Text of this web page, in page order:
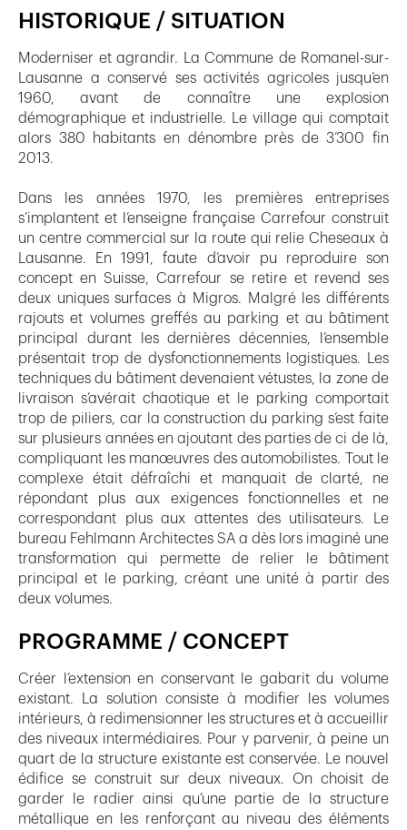
HISTORIQUE / SITUATION
Moderniser et agrandir. La Commune de Romanel-sur-
Lausanne a conservé ses activités agricoles jusqu’en
1960, avant de connaître une explosion
démographique et industrielle. Le village qui comptait
alors 380 habitants en dénombre près de 3’300 fin
2013.
Dans les années 1970, les premières entreprises
s’implantent et l’enseigne française Carrefour construit
un centre commercial sur la route qui relie Cheseaux à
Lausanne. En 1991, faute d’avoir pu reproduire son
concept en Suisse, Carrefour se retire et revend ses
deux uniques surfaces à Migros. Malgré les différents
rajouts et volumes greffés au parking et au bâtiment
principal durant les dernières décennies, l’ensemble
présentait trop de dysfonctionnements logistiques. Les
techniques du bâtiment devenaient vétustes, la zone de
livraison s’avérait chaotique et le parking comportait
trop de piliers, car la construction du parking s’est faite
sur plusieurs années en ajoutant des parties de ci de là,
compliquant les manœuvres des automobilistes. Tout le
complexe était défraîchi et manquait de clarté, ne
répondant plus aux exigences fonctionnelles et ne
correspondant plus aux attentes des utilisateurs. Le
bureau Fehlmann Architectes SA a dès lors imaginé une
transformation qui permette de relier le bâtiment
principal et le parking, créant une unité à partir des
deux volumes.
PROGRAMME / CONCEPT
Créer l’extension en conservant le gabarit du volume
existant. La solution consiste à modifier les volumes
intérieurs, à redimensionner les structures et à accueillir
des niveaux intermédiaires. Pour y parvenir, à peine un
quart de la structure existante est conservée. Le nouvel
édifice se construit sur deux niveaux. On choisit de
garder le radier ainsi qu’une partie de la structure
métallique en les renforçant au niveau des éléments